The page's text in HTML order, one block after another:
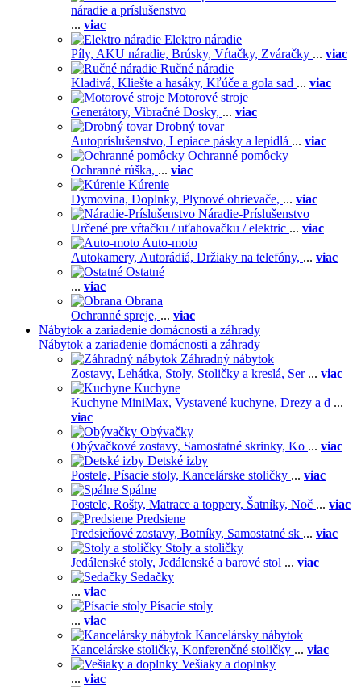
náradie a príslušenstvo
... viac
Elektro náradie
Píly, AKU náradie, Brúsky, Vŕtačky, Zváračky ... viac
Ručné náradie
Kladivá, Kliešte a hasáky, Kľúče a gola sad ... viac
Motorové stroje
Generátory, Vibračné Dosky, ... viac
Drobný tovar
Autopríslušenstvo, Lepiace pásky a lepidlá ... viac
Ochranné pomôcky
Ochranné rúška, ... viac
Kúrenie
Dymovina, Doplnky, Plynové ohrievače, ... viac
Náradie-Príslušenstvo
Určené pre vŕtačku / uťahovačku / elektric ... viac
Auto-moto
Autokamery, Autorádiá, Držiaky na telefóny, ... viac
Ostatné
... viac
Obrana
Ochranné spreje, ... viac
Nábytok a zariadenie domácnosti a záhrady
Nábytok a zariadenie domácnosti a záhrady
Záhradný nábytok
Zostavy, Lehátka, Stoly, Stoličky a kreslá, Ser ... viac
Kuchyne
Kuchyne MiniMax, Vystavené kuchyne, Drezy a d ...
viac
Obývačky
Obývačkové zostavy, Samostatné skrinky, Ko ... viac
Detské izby
Postele, Písacie stoly, Kancelárske stoličky ... viac
Spálne
Postele, Rošty, Matrace a toppery, Šatníky, Noč ... viac
Predsiene
Predsieňové zostavy, Botníky, Samostatné sk ... viac
Stoly a stoličky
Jedálenské stoly, Jedálenské a barové stol ... viac
Sedačky
... viac
Písacie stoly
... viac
Kancelársky nábytok
Kancelárske stoličky, Konferenčné stoličky ... viac
Vešiaky a doplnky
... viac